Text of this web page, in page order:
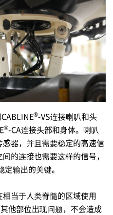
®-VS连接喇叭和头
®-CA连接头部和身体。喇叭
器，并且需要稳定的高速信
的连接也需要这样的信号，
输出的关键。
当于人类脊髓的区域使用
他部位出现问题，不会造成